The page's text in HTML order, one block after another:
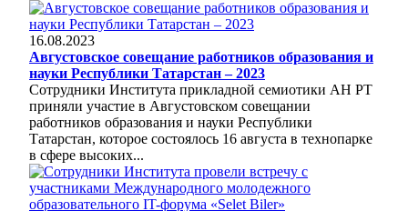
16.08.2023
Августовское совещание работников образования и
науки Республики Татарстан – 2023
Сотрудники Института прикладной семиотики АН РТ
приняли участие в Августовском совещании
работников образования и науки Республики
Татарстан, которое состоялось 16 августа в технопарке
в сфере высоких...